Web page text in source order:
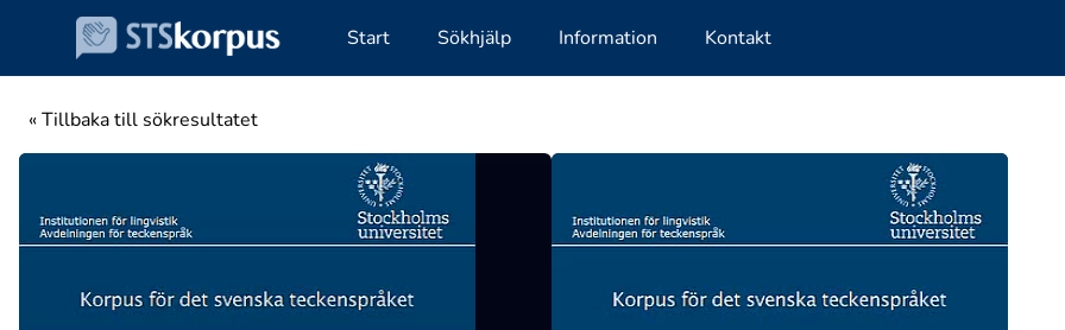
Start Sökhjälp Information Kontakt
« Tillbaka till sökresultatet